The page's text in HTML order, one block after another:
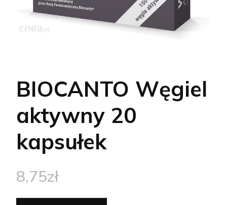
BIOCANTO Węgiel
aktywny 20
kapsułek
8,75zł